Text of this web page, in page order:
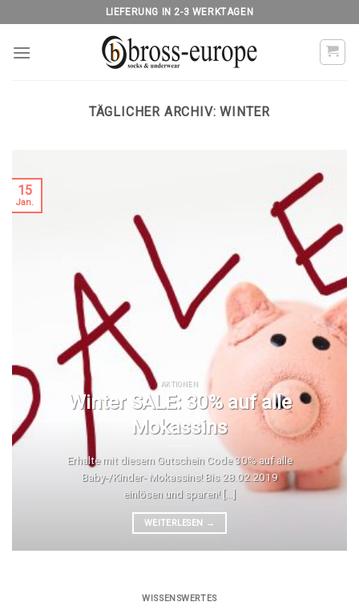
to
content
LIEFERUNG IN 2-3 WERKTAGEN
TÄGLICHER ARCHIV:WINTER
AKTIONEN
Winter SALE: 30% auf alle
Mokassins
Erhalte mit diesem Gutschein Code 30% auf alle
Baby-/Kinder- Mokassins! Bis 28.02.2019
einlösen und sparen! [...]
WEITERLESEN →
15
Jan.
WISSENSWERTES